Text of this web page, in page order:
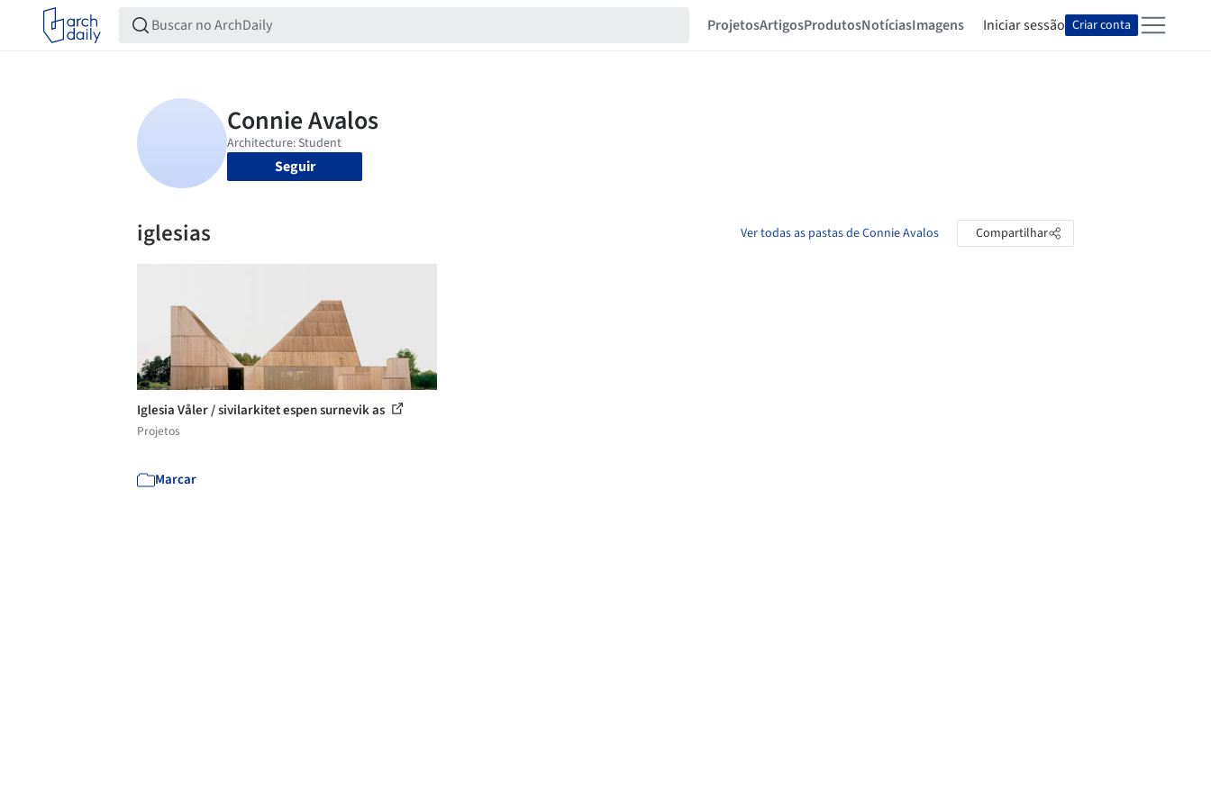
ProjetosArtigosProdutosNotíciasImagens Iniciar sessão Criar conta
Seguir
iglesias Ver todas as pastas de Connie Avalos Compartilhar
Iglesia Våler / sivilarkitet espen surnevik as
Projetos
Marcar